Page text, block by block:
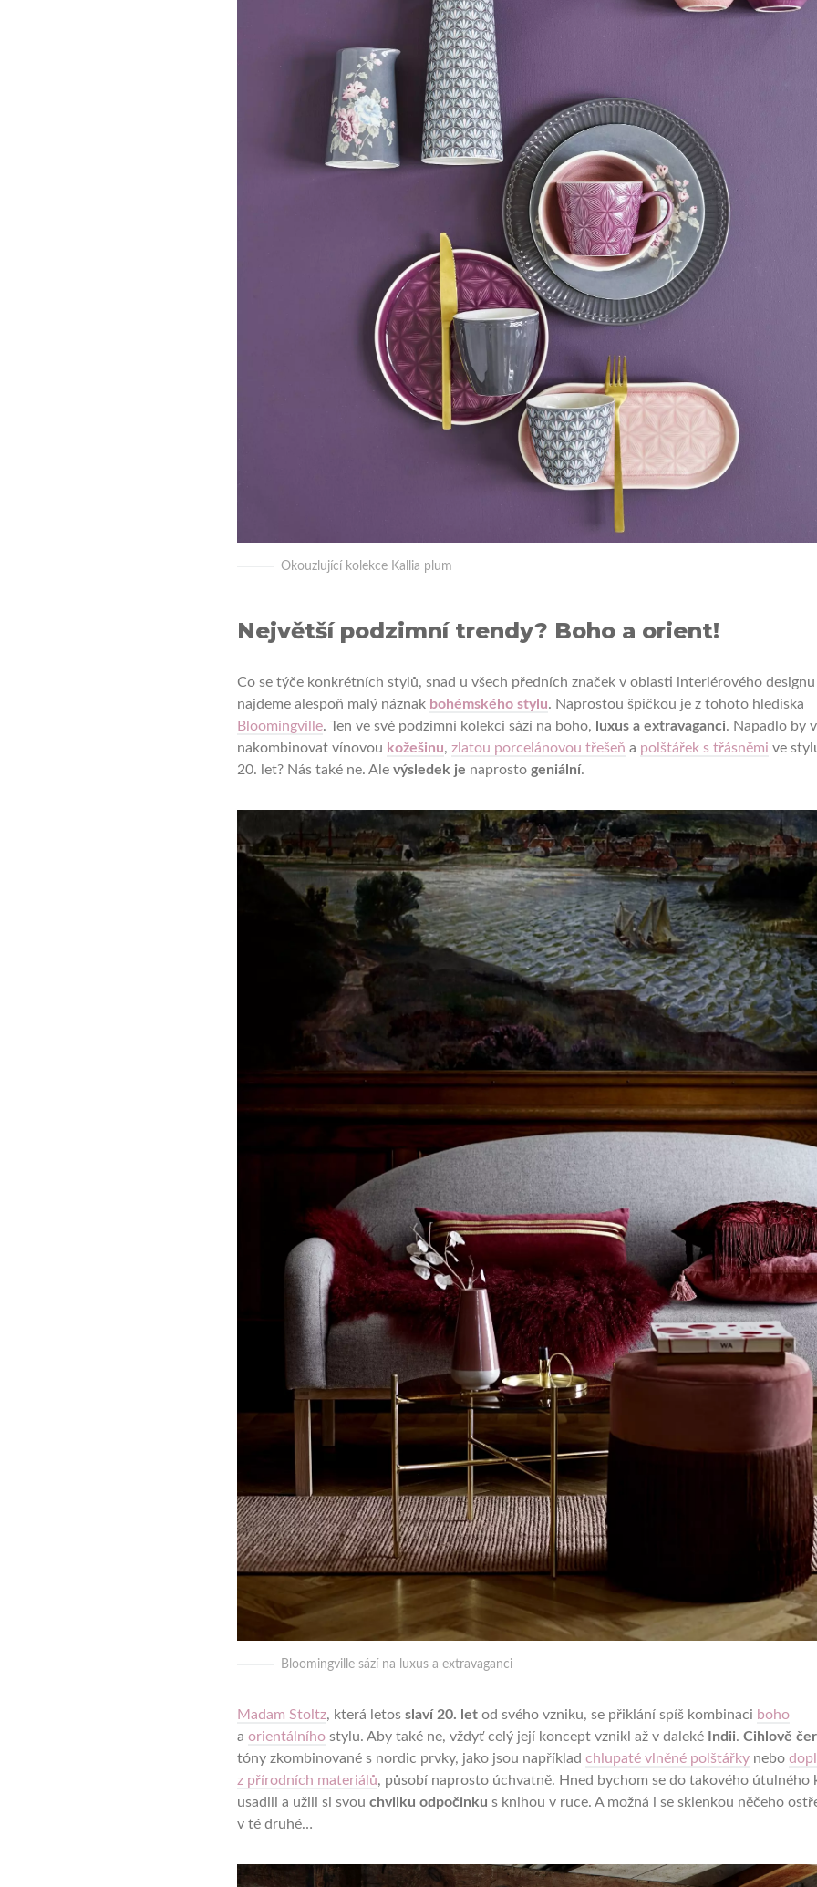
Okouzlující kolekce Kallia plum
Největší podzimní trendy? Boho a orient!
Co se týče konkrétních stylů, snad u všech předních značek v oblasti interiérového designu
najdeme alespoň malý náznak bohémského stylu. Naprostou špičkou je z tohoto hlediska
Bloomingville. Ten ve své podzimní kolekci sází na boho, luxus a extravaganci. Napadlo by
nakombinovat vínovou kožešinu, zlatou porcelánovou třešeň a polštářek s třásněmi ve
20. let? Nás také ne. Ale výsledek je naprosto geniální.
Bloomingville sází na luxus a extravaganci
Madam Stoltz, která letos slaví 20. letod svého vzniku, se přiklání spíš kombinaci boho
a orientálníhostylu. Aby také ne, vždyť celý její koncept vznikl až v daleké Indii. Cihlově
tóny zkombinované s nordic prvky, jako jsou například chlupaté vlněné polštářkynebo
z přírodních materiálů, působí naprosto úchvatně. Hned bychom se do takového útulného
usadili a užili si svou chvilku odpočinku s knihou v ruce. A možná i se sklenkou něčeho
v té druhé…